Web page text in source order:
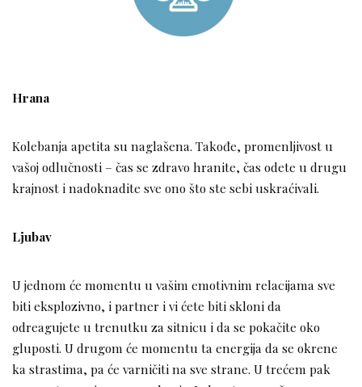
Hrana
Kolebanja apetita su naglašena. Takođe, promenljivost u
vašoj odlučnosti – čas se zdravo hranite, čas odete u drugu
krajnost i nadoknadite sve ono što ste sebi uskraćivali.
Ljubav
U jednom će momentu u vašim emotivnim relacijama sve
biti eksplozivno, i partner i vi ćete biti skloni da
odreagujete u trenutku za sitnicu i da se pokačite oko
gluposti. U drugom će momentu ta energija da se okrene
ka strastima, pa će varničiti na sve strane. U trećem pak